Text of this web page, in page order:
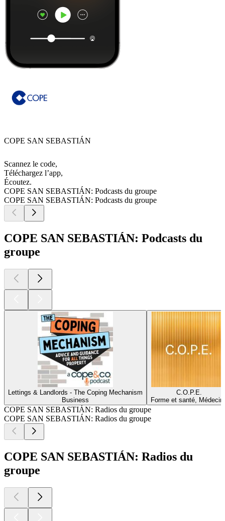
COPE SAN SEBASTIÁN
Scannez le code,
Téléchargez l’app,
Écoutez.
COPE SAN SEBASTIÁN: Podcasts du groupe
COPE SAN SEBASTIÁN: Podcasts du groupe
COPE SAN SEBASTIÁN: Podcasts du
groupe
Lettings & Landlords - The Coping Mechanism
Business
C.O.P.E.
Forme et santé,
COPE SAN SEBASTIÁN: Radios du groupe
COPE SAN SEBASTIÁN: Radios du groupe
COPE SAN SEBASTIÁN: Radios du
groupe